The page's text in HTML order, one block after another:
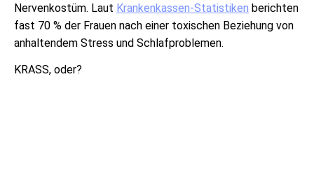
Nervenkostüm. Laut Krankenkassen-Statistiken berichten
fast 70 % der Frauen nach einer toxischen Beziehung von
anhaltendem Stress und Schlafproblemen.
KRASS, oder?